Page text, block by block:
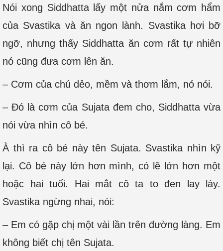
Nói xong Siddhatta lấy một nửa nắm cơm hẩm
của Svastika và ăn ngon lành. Svastika hơi bỡ
ngỡ, nhưng thấy Siddhatta ăn cơm rất tự nhiên
nó cũng đưa cơm lên ăn.
– Cơm của chú dẻo, mềm và thơm lắm, nó nói.
– Đó là cơm của Sujata đem cho, Siddhatta vừa
nói vừa nhìn cô bé.
À thì ra cô bé này tên Sujata. Svastika nhìn kỹ
lại. Cô bé này lớn hơn mình, có lẽ lớn hơn một
hoặc hai tuổi. Hai mắt cô ta to đen lay láy.
Svastika ngừng nhai, nói:
– Em có gặp chị một vài lần trên đường làng. Em
không biết chị tên Sujata.